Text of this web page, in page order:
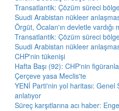
Transatlantik: Çözüm süreci
Suudi Arabistan nükleer
Örgüt, Öcalan'ın devletle vardığı
Transatlantik: Çözüm süreci
Suudi Arabistan nükleer
CHP'nin tükenişi
Hafta Başı (92): CHP'nin
Çerçeve yasa Meclis'te
YENİ Parti'nin yol haritası:
anlatıyor
Süreç karşıtlarına acı haber: